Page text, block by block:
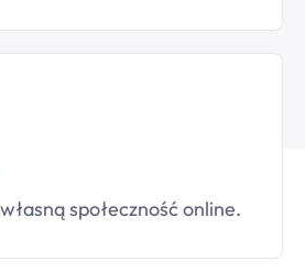
społeczność online.